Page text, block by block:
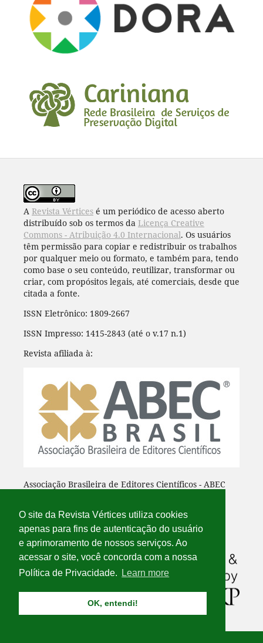
O site da Revista Vértices utiliza cookies
apenas para fins de autenticação do usuário
e aprimoramento de nossos serviços. Ao
acessar o site, você concorda com a nossa
Política de Privacidade.
Learn more
OK, entendi!
A Revista Vérticesé um periódico de acesso aberto
distribuído sob os termos da Licença Creative
Commons - Atribuição 4.0 Internacional. Os usuários
têm permissão para copiar e redistribuir os trabalhos
por qualquer meio ou formato, e também para, tendo
como base o seu conteúdo, reutilizar, transformar ou
criar, com propósitos legais, até comerciais, desde que
citada a fonte.
ISSN Eletrônico: 1809-2667
ISSN Impresso: 1415-2843 (até o v.17 n.1)
Revista afiliada à:
Associação Brasileira de Editores Científicos - ABEC